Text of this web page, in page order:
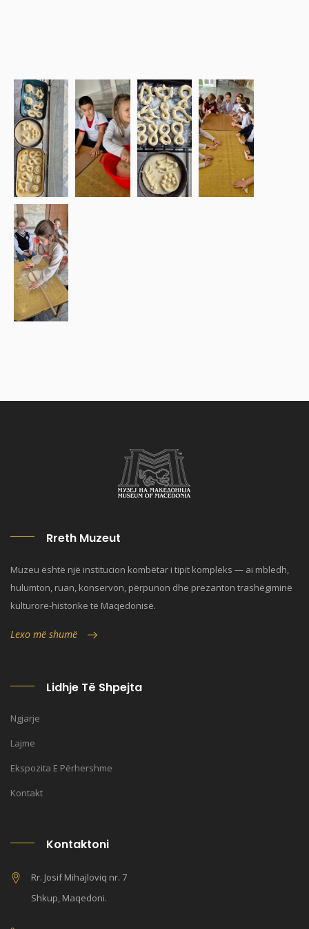
Rreth Muzeut
Muzeu është një institucion kombëtar i tipit kompleks — ai mbledh,
hulumton, ruan, konservon, përpunon dhe prezanton trashëgiminë
kulturore-historike të Maqedonisë.
Lexo më shumë
Lidhje Të Shpejta
Ngjarje
Lajme
Ekspozita E Përhershme
Kontakt
Kontaktoni
Rr. Josif Mihajloviq nr. 7
Shkup, Maqedoni.